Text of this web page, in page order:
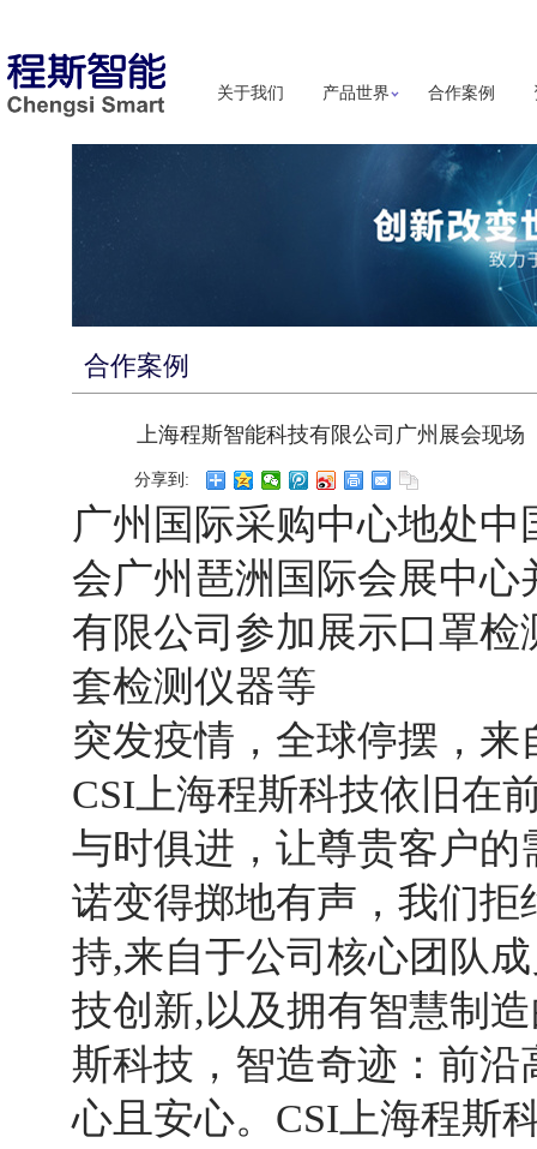
关于我们 产品世界 合作案例
合作案例
上海程斯智能科技有限公司广州展会现场
分享到:
广州国际采购中心地处
会广州琶洲国际会展中
有限公司参加展示口罩
套检测仪器等
突发疫情，全球停摆，来
CSI上海程斯科技依旧在
与时俱进，让尊贵客户
诺变得掷地有声，我们
持,来自于公司核心团队
技创新,以及拥有智慧制
斯科技，智造奇迹：前
心且安心。CSI上海程斯